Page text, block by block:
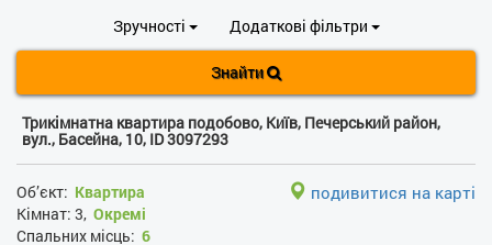
Зручності
Додаткові фільтри
Знайти
Трикімнатна квартира подобово, Київ, Печерський район,
вул., Басейна, 10, ID 3097293
Об’єкт: Квартира
Кімнат: 3, Окремі
Спальних місць: 6
подивитися на карті